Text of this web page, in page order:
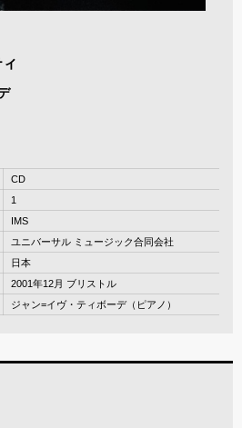
CD
1
IMS
ユニバーサル ミュージック合同会社
日本
2001年12月 ブリストル
ジャン=イヴ・ティボーデ（ピアノ）